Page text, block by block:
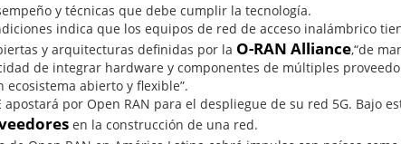
y técnicas que debe cumplir la tecnología.
indica que los equipos de red de acceso inalámbrico
y arquitecturas definidas por la O-RAN Alliance,“de
de integrar hardware y componentes de múltiples
abierto y flexible”.
apostará por Open RAN para el despliegue de su red 5G. Bajo
en la construcción de una red.